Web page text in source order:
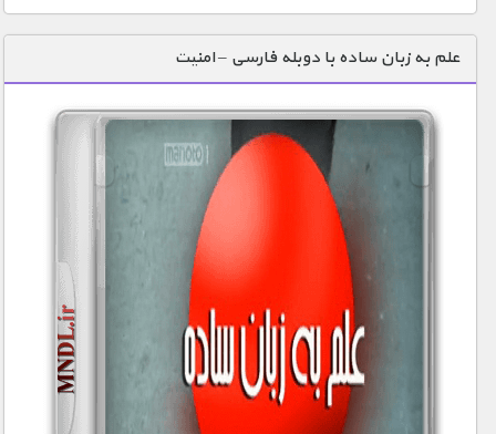
علم به زبان ساده با دوبله فارسی – امنیت